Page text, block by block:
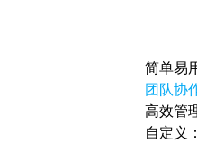
简单易
团队协
高效管
自定义